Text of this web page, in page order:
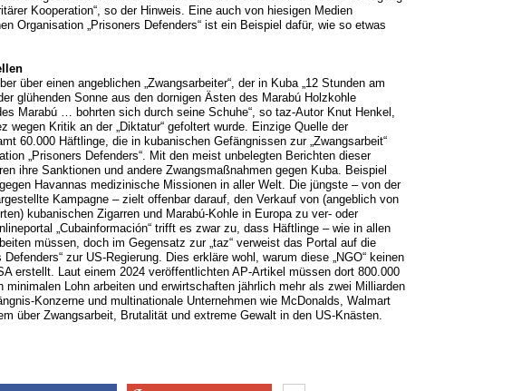
Kooperation“, so der Hinweis. Eine auch von hiesigen Medien
Organisation „Prisoners Defenders“ ist ein Beispiel dafür, wie so etwas
über einen angeblichen „Zwangsarbeiter“, der in Kuba „12 Stunden am
glühenden Sonne aus den dornigen Ästen des Marabú Holzkohle
Marabú … bohrten sich durch seine Schuhe“, so taz-Autor Knut Henkel,
wegen Kritik an der „Diktatur“ gefoltert wurde. Einzige Quelle der
60.000 Häftlinge, die in kubanischen Gefängnissen zur „Zwangsarbeit“
„Prisoners Defenders“. Mit den meist unbelegten Berichten dieser
ihre Sanktionen und andere Zwangsmaßnahmen gegen Kuba. Beispiel
Havannas medizinische Missionen in aller Welt. Die jüngste – von der
Kampagne – zielt offenbar darauf, den Verkauf von (angeblich von
kubanischen Zigarren und Marabú-Kohle in Europa zu ver- oder
„Cubainformación“ trifft es zwar zu, dass Häftlinge – wie in allen
müssen, doch im Gegensatz zur „taz“ verweist das Portal auf die
zur US-Regierung. Dies erkläre wohl, warum diese „NGO“ keinen
erstellt. Laut einem 2024 veröffentlichten AP-Artikel müssen dort 800.000
minimalen Lohn arbeiten und erwirtschaften jährlich mehr als zwei Milliarden
Konzerne und multinationale Unternehmen wie McDonalds, Walmart
über Zwangsarbeit, Brutalität und extreme Gewalt in den US-Knästen.